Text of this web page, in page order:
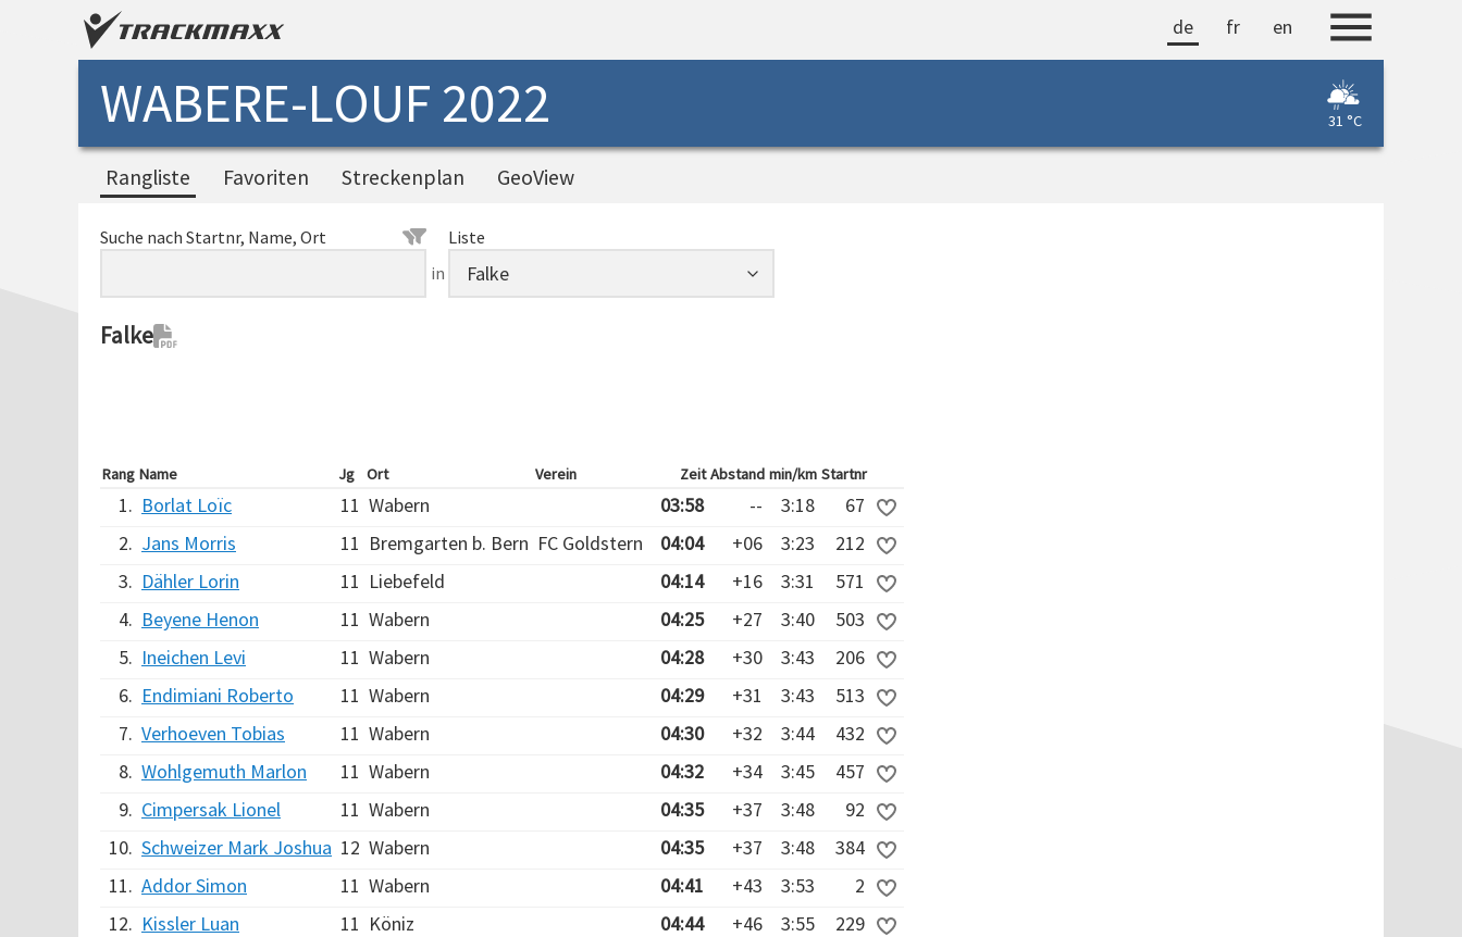
de fr en
WABERE-LOUF 2022 31 °C
Rangliste Favoriten Streckenplan GeoView
Suche nach Startnr, Name, Ort
in
Liste
Falke
Rang Name Jg Ort Verein Zeit Abstand min/km Startnr
1. Borlat Loïc 11 Wabern 03:58 -- 3:18
67
2. Jans Morris 11 Bremgarten b. Bern FC Goldstern 04:04 +06 3:23
212
3. Dähler Lorin 11 Liebefeld 04:14 +16 3:31
571
4. Beyene Henon 11 Wabern 04:25 +27 3:40
503
5. Ineichen Levi 11 Wabern 04:28 +30 3:43
206
6. Endimiani Roberto 11 Wabern 04:29 +31 3:43
513
7. Verhoeven Tobias 11 Wabern 04:30 +32 3:44
432
8. Wohlgemuth Marlon 11 Wabern 04:32 +34 3:45
457
9. Cimpersak Lionel 11 Wabern 04:35 +37 3:48
92
10. Schweizer Mark Joshua 12 Wabern 04:35 +37 3:48
384
11. Addor Simon 11 Wabern 04:41 +43 3:53
2
12. Kissler Luan 11 Köniz 04:44 +46 3:55
229